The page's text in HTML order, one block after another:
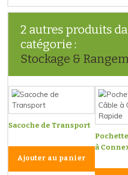
2 autres produits
catégorie :
Stockage &
Sacoche de Transport
Ajouter au panier
à